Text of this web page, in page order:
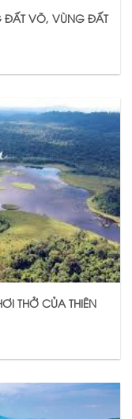
ĐẤT VÕ, VÙNG ĐẤT
THỞ CỦA THIÊN